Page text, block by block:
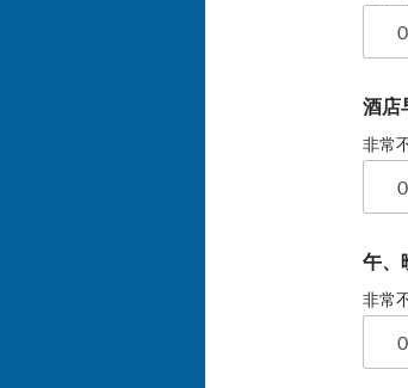
0
酒店
非常
0
午、
非常
0